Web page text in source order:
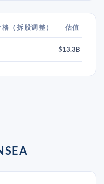
（拆股调整） 估值
$13.3B